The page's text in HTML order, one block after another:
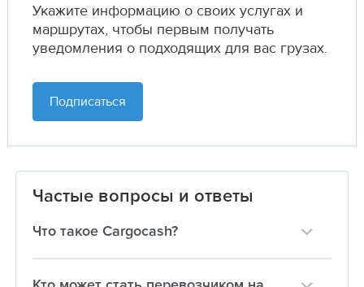
Укажите информацию о своих услугах и
маршрутах, чтобы первым получать
уведомления о подходящих для вас грузах.
Подписаться
Частые вопросы и ответы
Что такое Cargocash?